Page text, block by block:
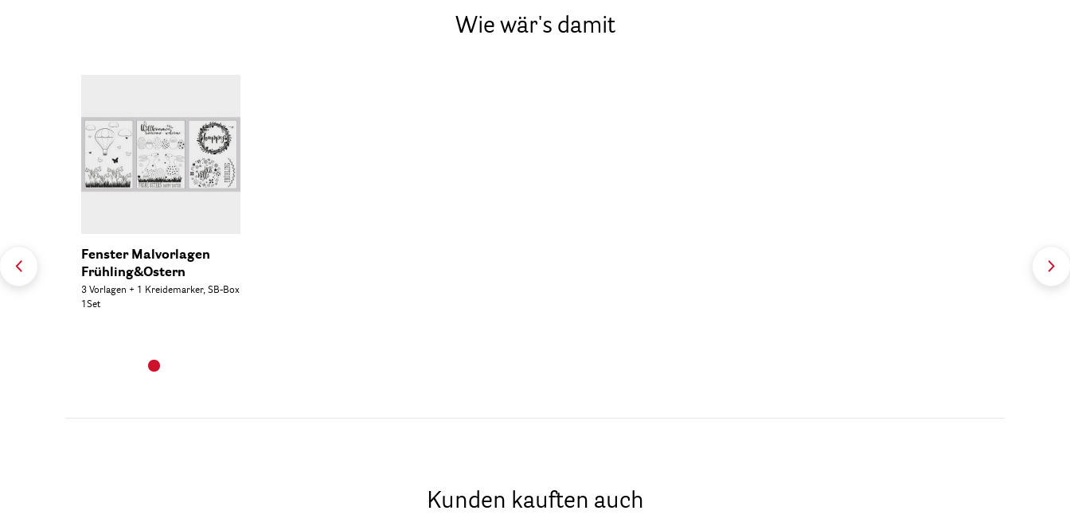
Wie wär's damit
Fenster Malvorlagen
Frühling&Ostern
3 Vorlagen + 1 Kreidemarker, SB-Box
1Set
Kunden kauften auch